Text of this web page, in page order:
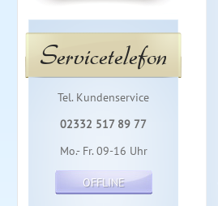
Servicetelefon
Tel. Kundenservice
02332 517 89 77
Mo.- Fr. 09-16 Uhr
OFFLINE